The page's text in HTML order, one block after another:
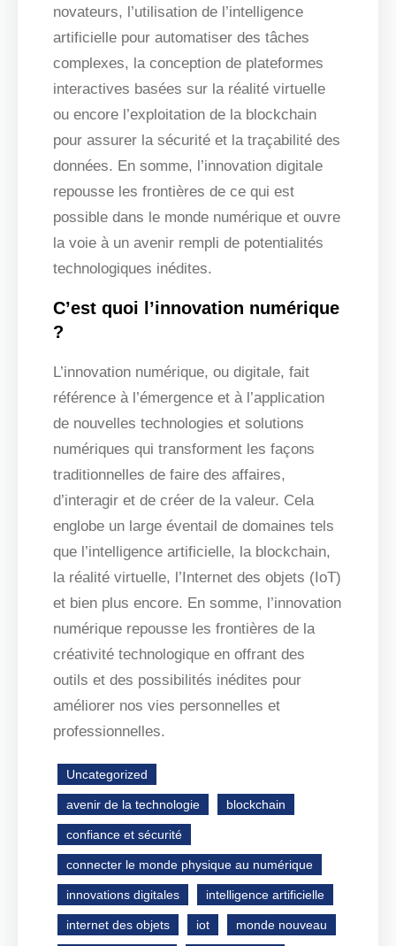
novateurs, l’utilisation de l’intelligence
artificielle pour automatiser des tâches
complexes, la conception de plateformes
interactives basées sur la réalité virtuelle
ou encore l’exploitation de la blockchain
pour assurer la sécurité et la traçabilité des
données. En somme, l’innovation digitale
repousse les frontières de ce qui est
possible dans le monde numérique et ouvre
la voie à un avenir rempli de potentialités
technologiques inédites.
C’est quoi l’innovation numérique
?
L’innovation numérique, ou digitale, fait
référence à l’émergence et à l’application
de nouvelles technologies et solutions
numériques qui transforment les façons
traditionnelles de faire des affaires,
d’interagir et de créer de la valeur. Cela
englobe un large éventail de domaines tels
que l’intelligence artificielle, la blockchain,
la réalité virtuelle, l’Internet des objets (IoT)
et bien plus encore. En somme, l’innovation
numérique repousse les frontières de la
créativité technologique en offrant des
outils et des possibilités inédites pour
améliorer nos vies personnelles et
professionnelles.
Uncategorized
avenir de la technologie blockchain
confiance et sécurité
connecter le monde physique au numérique
innovations digitales intelligence artificielle
internet des objets iot monde nouveau